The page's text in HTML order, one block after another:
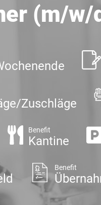
(m/w/
Zuschläge
Benefit
Kantine
Benefit